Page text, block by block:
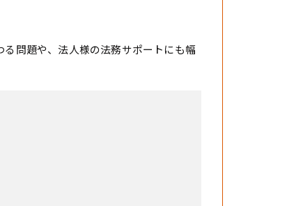
問題や、法人様の法務サポートにも幅